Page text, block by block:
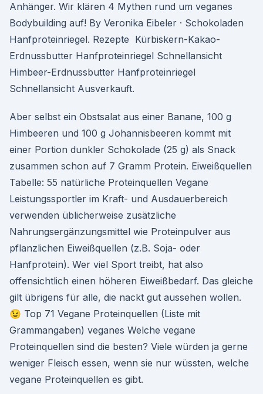
Anhänger. Wir klären 4 Mythen rund um veganes
Bodybuilding auf! By Veronika Eibeler · Schokoladen
Hanfproteinriegel. Rezepte Kürbiskern-Kakao-
Erdnussbutter Hanfproteinriegel Schnellansicht
Himbeer-Erdnussbutter Hanfproteinriegel
Schnellansicht Ausverkauft.
Aber selbst ein Obstsalat aus einer Banane, 100 g
Himbeeren und 100 g Johannisbeeren kommt mit
einer Portion dunkler Schokolade (25 g) als Snack
zusammen schon auf 7 Gramm Protein. Eiweißquellen
Tabelle: 55 natürliche Proteinquellen Vegane
Leistungssportler im Kraft- und Ausdauerbereich
verwenden üblicherweise zusätzliche
Nahrungsergänzungsmittel wie Proteinpulver aus
pflanzlichen Eiweißquellen (z.B. Soja- oder
Hanfprotein). Wer viel Sport treibt, hat also
offensichtlich einen höheren Eiweißbedarf. Das gleiche
gilt übrigens für alle, die nackt gut aussehen wollen.
😉 Top 71 Vegane Proteinquellen (Liste mit
Grammangaben) veganes Welche vegane
Proteinquellen sind die besten? Viele würden ja gerne
weniger Fleisch essen, wenn sie nur wüssten, welche
vegane Proteinquellen es gibt.